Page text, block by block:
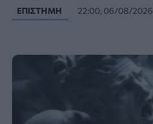
ΕΠΙΣΤΉΜΗ 22:00, 06/08/2026